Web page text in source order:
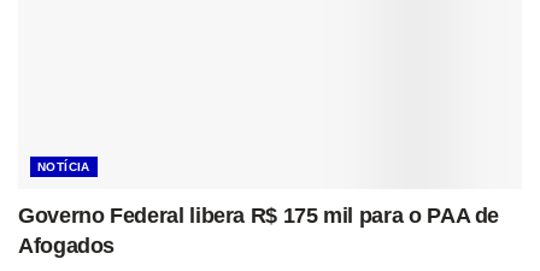
NOTÍCIA
Governo Federal libera R$ 175 mil para o PAA de
Afogados